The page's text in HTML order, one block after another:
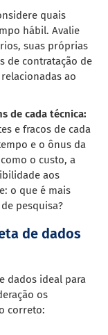
quais
hábil. Avalie
suas próprias
de contratação de
ao
de cada técnica:
e fracos de cada
e o ônus da
o custo, a
aos
o que é mais
pesquisa?
de dados
dados ideal para
os
correto: